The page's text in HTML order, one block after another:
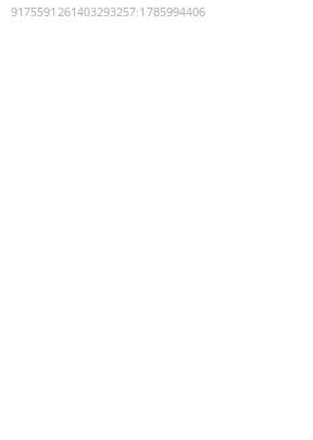
9175591261403293257:1785994406